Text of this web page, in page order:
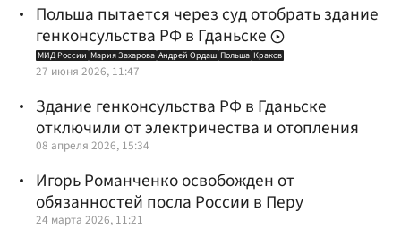
Польша пытается через суд отобрать здание
генконсульства РФ в Гданьске
МИД России Мария Захарова Андрей Ордаш Польша Краков
27 июня 2026, 11:47
Здание генконсульства РФ в Гданьске
отключили от электричества и отопления
08 апреля 2026, 15:34
Игорь Романченко освобожден от
обязанностей посла России в Перу
24 марта 2026, 11:21